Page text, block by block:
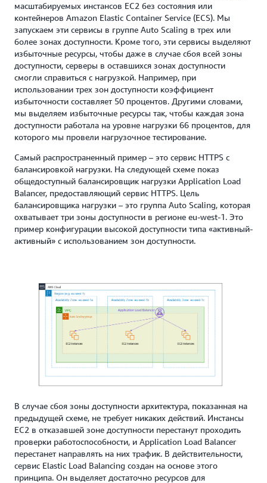
масштабируемых инстансов EC2 без состояния или
контейнеров Amazon Elastic Container Service (ECS). Мы
запускаем эти сервисы в группе Auto Scaling в трех или
более зонах доступности. Кроме того, эти сервисы выделяют
избыточные ресурсы, чтобы даже в случае сбоя всей зоны
доступности, серверы в оставшихся зонах доступности
смогли справиться с нагрузкой. Например, при
использовании трех зон доступности коэффициент
избыточности составляет 50 процентов. Другими словами,
мы выделяем избыточные ресурсы так, чтобы каждая зона
доступности работала на уровне нагрузки 66 процентов, для
которого мы провели нагрузочное тестирование.
Самый распространенный пример – это сервис HTTPS с
балансировкой нагрузки. На следующей схеме показ
общедоступный балансировщик нагрузки Application Load
Balancer, предоставляющий сервис HTTPS. Цель
балансировщика нагрузки – это группа Auto Scaling, которая
охватывает три зоны доступности в регионе eu-west-1. Это
пример конфигурации высокой доступности типа «активный-
активный» с использованием зон доступности.
В случае сбоя зоны доступности архитектура, показанная на
предыдущей схеме, не требует никаких действий. Инстансы
EC2 в отказавшей зоне доступности перестанут проходить
проверки работоспособности, и Application Load Balancer
перестанет направлять на них трафик. В действительности,
сервис Elastic Load Balancing создан на основе этого
принципа. Он выделяет достаточно ресурсов для